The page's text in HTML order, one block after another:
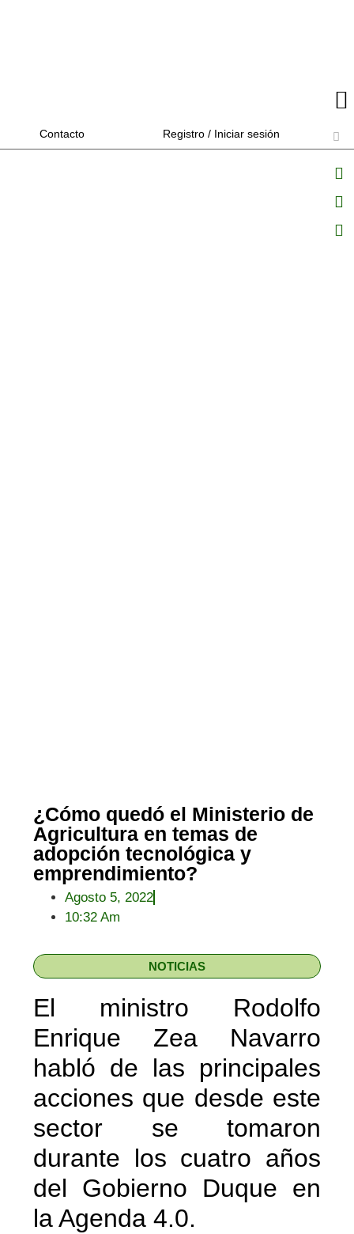
Contacto Registro / Iniciar sesión
¿Cómo quedó el Ministerio de
Agricultura en temas de
adopción tecnológica y
emprendimiento?
Agosto 5, 2022
10:32 Am
NOTICIAS
El ministro Rodolfo
Enrique Zea Navarro
habló de las principales
acciones que desde este
sector se tomaron
durante los cuatro años
del Gobierno Duque en
la Agenda 4.0.